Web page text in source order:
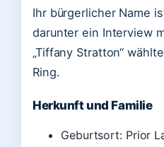
Ihr bürgerlicher Name
darunter ein Interview
„Tiffany Stratton“
Ring.
Herkunft und Familie
Geburtsort: Prior